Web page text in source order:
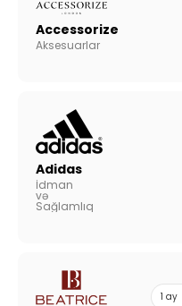
Accessorize
Aksesuarlar
Adidas
İdman
və
Sağlamlıq
1 ay